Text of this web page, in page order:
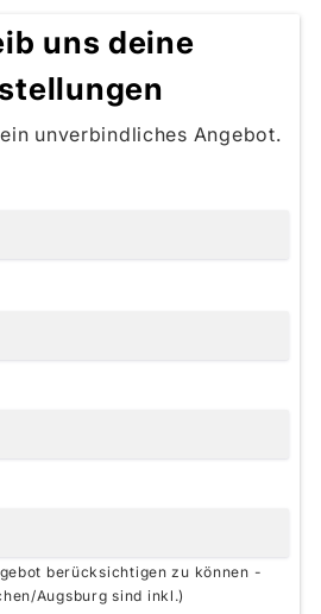
uns deine
unverbindliches Angebot.
berücksichtigen zu können -
Augsburg sind inkl.)